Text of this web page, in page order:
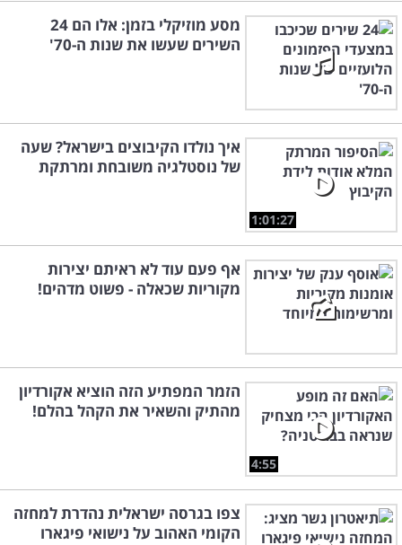
מסע מוזיקלי בזמן: אלו הם 24
השירים שעשו את שנות ה-70'
1:01:27
איך נולדו הקיבוצים בישראל? שעה
של נוסטלגיה משובחת ומרתקת
אף פעם עוד לא ראיתם יצירות
מקוריות שכאלה - פשוט מדהים!
4:55
הזמר המפתיע הזה הוציא אקורדיון
מהתיק והשאיר את הקהל בהלם!
צפו בגרסה ישראלית נהדרת למחזה
הקומי האהוב על נישואי פיגארו